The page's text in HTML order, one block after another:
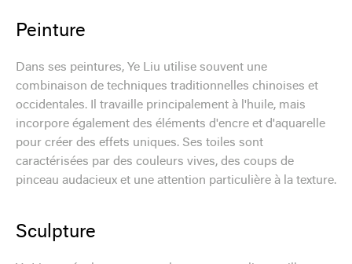
Peinture
Dans ses peintures, Ye Liu utilise souvent une
combinaison de techniques traditionnelles chinoises et
occidentales. Il travaille principalement à l'huile, mais
incorpore également des éléments d'encre et d'aquarelle
pour créer des effets uniques. Ses toiles sont
caractérisées par des couleurs vives, des coups de
pinceau audacieux et une attention particulière à la texture.
Sculpture